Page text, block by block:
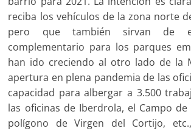
reciba los vehículos de la zona norte
pero que también sirvan de
complementario para los parques
han ido creciendo al otro lado de la
apertura en plena pandemia de las
capacidad para albergar a 3.500
las oficinas de Iberdrola, el Campo de
polígono de Virgen del Cortijo,